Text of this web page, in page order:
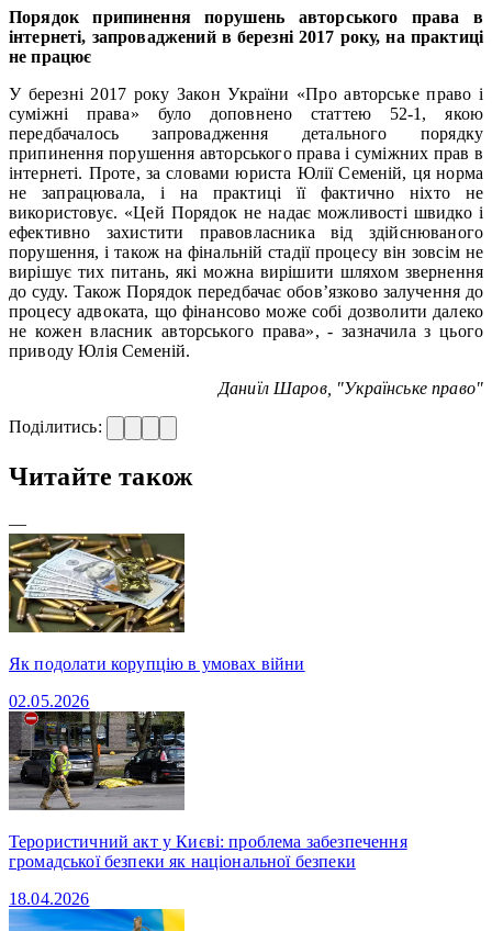
Порядок припинення порушень авторського права в
інтернеті, запроваджений в березні 2017 року, на практиці
не працює
У березні 2017 року Закон України «Про авторське право і
суміжні права» було доповнено статтею 52-1, якою
передбачалось запровадження детального порядку
припинення порушення авторського права і суміжних прав в
інтернеті. Проте, за словами юриста Юлії Семеній, ця норма
не запрацювала, і на практиці її фактично ніхто не
використовує. «Цей Порядок не надає можливості швидко і
ефективно захистити правовласника від здійснюваного
порушення, і також на фінальній стадії процесу він зовсім не
вирішує тих питань, які можна вирішити шляхом звернення
до суду. Також Порядок передбачає обов’язково залучення до
процесу адвоката, що фінансово може собі дозволити далеко
не кожен власник авторського права», - зазначила з цього
приводу Юлія Семеній.
Даниїл Шаров, "Українське право"
Поділитись:
Читайте також
—
Як подолати корупцію в умовах війни
02.05.2026
Терористичний акт у Києві: проблема забезпечення
громадської безпеки як національної безпеки
18.04.2026